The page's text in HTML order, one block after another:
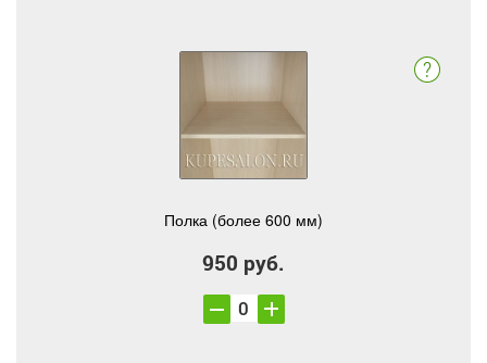
Полка (более 600 мм)
950 руб.